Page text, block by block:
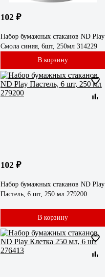
102 ₽
Набор бумажных стаканов ND Play
Смола синяя, 6шт, 250мл 314229
В корзину
102 ₽
Набор бумажных стаканов ND Play
Пастель, 6 шт, 250 мл 279200
В корзину